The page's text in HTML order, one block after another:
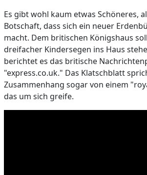
Es gibt wohl kaum etwas Schöneres,
Botschaft, dass sich ein neuer
macht. Dem britischen Königshaus
dreifacher Kindersegen ins Haus
berichtet es das britische
"express.co.uk." Das Klatschblatt
Zusammenhang sogar von einem
das um sich greife.